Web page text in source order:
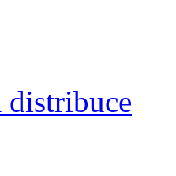
distribuce